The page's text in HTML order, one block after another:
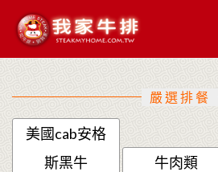
嚴選排餐
美國cab安格
斯黑牛
牛肉類